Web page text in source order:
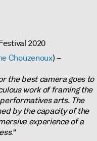
2020
Chouzenoux) –
the best camera goes to
work of framing the
arts. The
by the capacity of the
experience of a
.“